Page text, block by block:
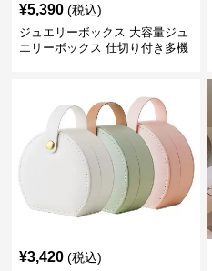
¥5,390 (税込)
ジュエリーボックス 大容量ジュ
エリーボックス 仕切り付き多機
¥3,420 (税込)